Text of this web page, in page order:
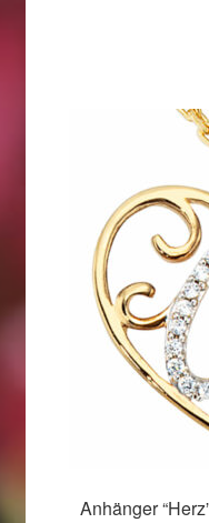
Weihnachtsangebote
Weihnachtsangebote
Weihnachtsangebote
Widerrufsrecht
Woocommerce
Anhänger